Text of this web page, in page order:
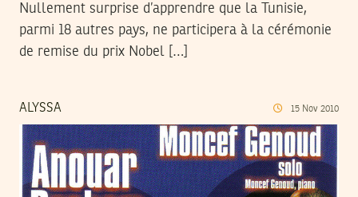
Nullement surprise d’apprendre que la Tunisie,
parmi 18 autres pays, ne participera à la cérémonie
de remise du prix Nobel […]
ALYSSA 15 Nov 2010